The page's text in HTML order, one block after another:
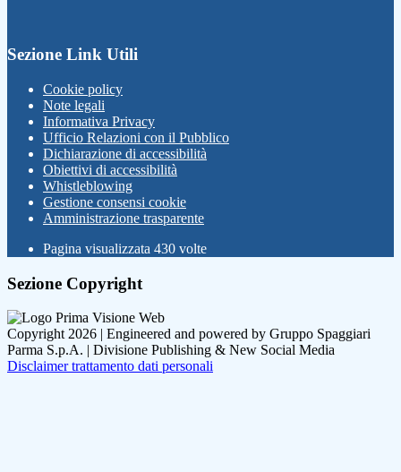
Sezione Link Utili
Cookie policy
Note legali
Informativa Privacy
Ufficio Relazioni con il Pubblico
Dichiarazione di accessibilità
Obiettivi di accessibilità
Whistleblowing
Gestione consensi cookie
Amministrazione trasparente
Pagina visualizzata 430 volte
Sezione Copyright
Copyright 2026 | Engineered and powered by Gruppo Spaggiari
Parma S.p.A. | Divisione Publishing & New Social Media
Disclaimer trattamento dati personali